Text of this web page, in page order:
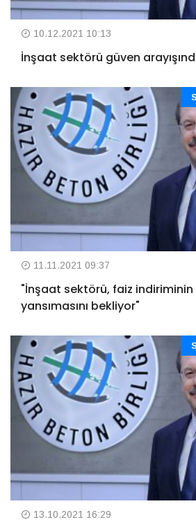
10.12.2021 10:13
İnşaat sektörü güven
11.11.2021 09:37
"İnşaat sektörü, faiz
yansımasını bekliyor"
13.10.2021 16:29